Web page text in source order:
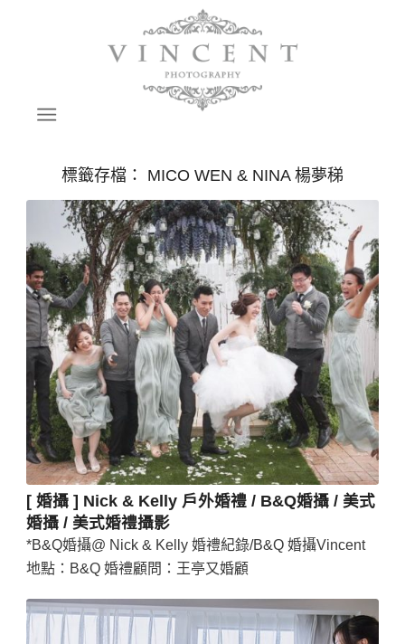
標籤存檔： MICO WEN & NINA 楊夢稊
[ 婚攝 ] Nick & Kelly 戶外婚禮 / B&Q婚攝 / 美式
婚攝 / 美式婚禮攝影
*B&Q婚攝@ Nick & Kelly 婚禮紀錄/B&Q 婚攝Vincent
地點：B&Q 婚禮顧問：王亭又婚顧